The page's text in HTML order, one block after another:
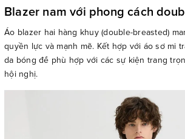
Blazer nam với phong cách
Áo blazer hai hàng khuy (double-breasted)
quyền lực và mạnh mẽ. Kết hợp với áo sơ mi
da bóng để phù hợp với các sự kiện trang
hội nghị.